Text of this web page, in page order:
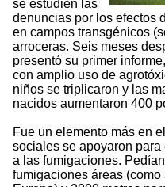
se estudien las
denuncias por los efectos
en campos transgénicos
arroceras. Seis meses
presentó su primer
con amplio uso de
niños se triplicaron y las
nacidos aumentaron 400
Fue un elemento más en
sociales se apoyaron
a las fumigaciones.
fumigaciones áreas